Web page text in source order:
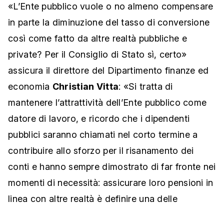
«L’Ente pubblico vuole o no almeno compensare
in parte la diminuzione del tasso di conversione
così come fatto da altre realtà pubbliche e
private? Per il Consiglio di Stato sì, certo»
assicura il direttore del Dipartimento finanze ed
economia Christian Vitta: «Si tratta di
mantenere l’attrattività dell’Ente pubblico come
datore di lavoro, e ricordo che i dipendenti
pubblici saranno chiamati nel corto termine a
contribuire allo sforzo per il risanamento dei
conti e hanno sempre dimostrato di far fronte nei
momenti di necessità: assicurare loro pensioni in
linea con altre realtà è definire una delle